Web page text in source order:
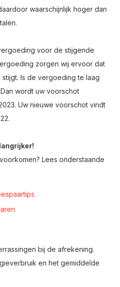
waarschijnlijk hoger dan
voor de stijgende
zorgen wij ervoor dat
Is de vergoeding te laag
wordt uw voorschot
Uw nieuwe voorschot vindt
Lees onderstaande
bij de afrekening.
en het gemiddelde